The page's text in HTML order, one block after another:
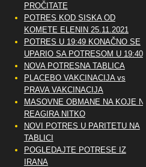
PROČITATE
POTRES KOD SISKA OD
KOMETE ELENIN 25.11.2021
POTRES U 19:49 KONAČNO SE
UPARIO SA POTRESOM U 19:40
NOVA POTRESNA TABLICA
PLACEBO VAKCINACIJA vs
PRAVA VAKCINACIJA
MASOVNE OBMANE NA KOJE NE
REAGIRA NITKO
NOVI POTRES U PARITETU NA
TABLICI
POGLEDAJTE POTRESE IZ
IRANA